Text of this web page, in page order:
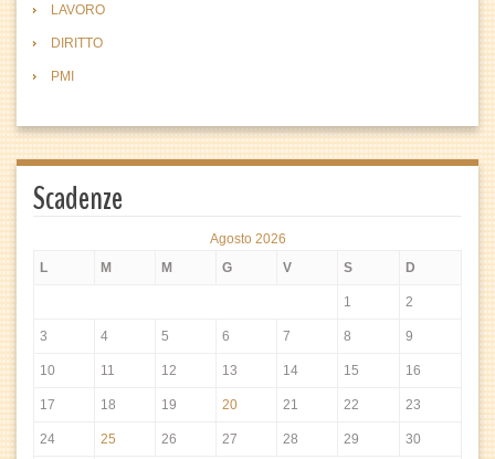
LAVORO
DIRITTO
PMI
Scadenze
Agosto 2026
L
M M G V S D
1 2
3 4 5 6 7 8 9
10 11 12 13 14 15 16
17 18 19 20 21 22 23
24 25 26 27 28 29 30